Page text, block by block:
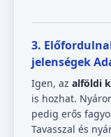
3.
jelenségek
Igen, az alföldi
is hozhat.
pedig erős
Tavasszal és